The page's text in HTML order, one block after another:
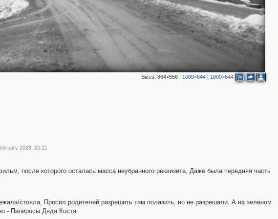
Sizes: 864×556| 1000×644| 1000×644 W
2
2023, 20:21
после которого осталась масса неубранного реквизита, Даже была передняя часть
стояла. Просил родителей разрешить там полазить, но не разрешали. А на зеленом
- Папиросы Дядя Костя.